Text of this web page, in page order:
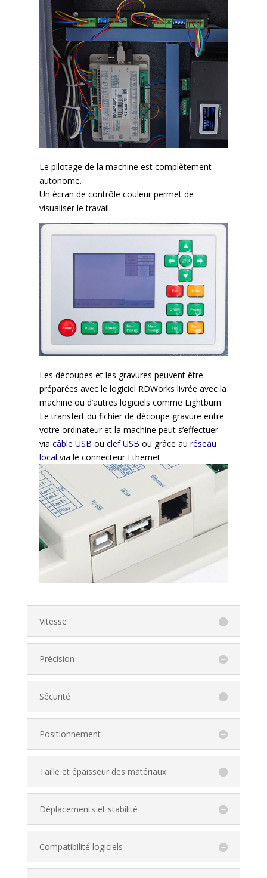
Le pilotage de la machine est complètement
autonome.
Un écran de contrôle couleur permet de
visualiser le travail.
Les découpes et les gravures peuvent être
préparées avec le logiciel RDWorks livrée avec la
machine ou d’autres logiciels comme Lightburn
Le transfert du fichier de découpe gravure entre
votre ordinateur et la machine peut s’effectuer
via câble USB ou clef USB ou grâce au réseau
local via le connecteur Ethernet
Vitesse
Précision
Sécurité
Positionnement
Taille et épaisseur des matériaux
Déplacements et stabilité
Compatibilité logiciels